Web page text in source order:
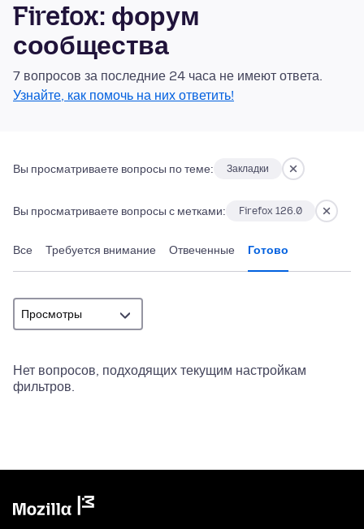
Firefox: форум
сообщества
7 вопросов за последние 24 часа не имеют ответа.
Узнайте, как помочь на них ответить!
Вы просматриваете вопросы по теме: Закладки
Вы просматриваете вопросы с метками: Firefox 126.0
Все Требуется внимание Отвеченные Готово
Нет вопросов, подходящих текущим настройкам
фильтров.